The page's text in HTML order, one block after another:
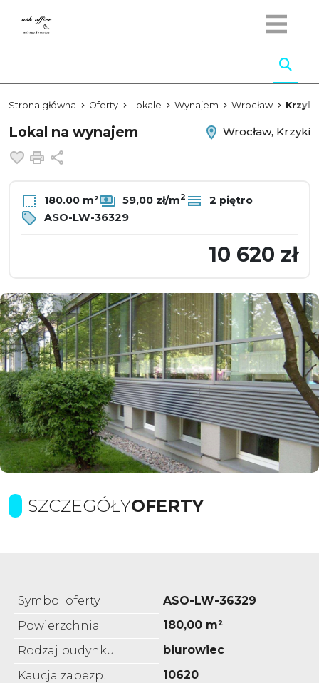
Strona główna Oferty Lokale Wynajem Wrocław Krzyki
Lokal na wynajem
Wrocław, Krzyki
Dodaj do ulubionych
Drukuj
180.00 m² 59,00 zł/m2
2 piętro
ASO-LW-36329
10 620 zł
SZCZEGÓŁYOFERTY
Symbol oferty
ASO-LW-36329
Powierzchnia
180,00 m²
Rodzaj budynku
biurowiec
Kaucja zabezp.
10620